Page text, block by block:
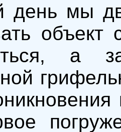
день мы
объект
а